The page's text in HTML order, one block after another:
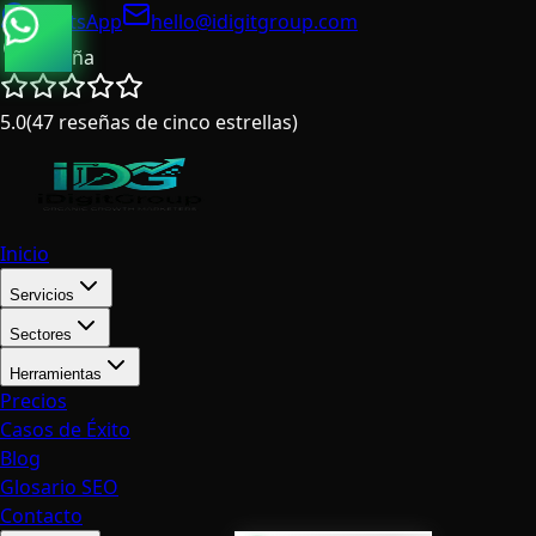
WhatsApp
hello@idigitgroup.com
España
5.0(47 reseñas de cinco estrellas)
Inicio
Servicios
Sectores
Herramientas
Precios
Casos de Éxito
Blog
Glosario SEO
Contacto